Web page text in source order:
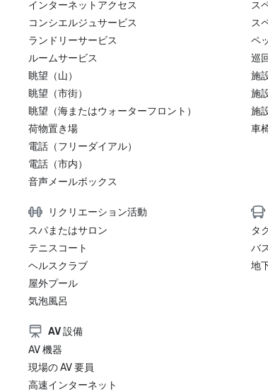
インターネットアクセス
コンシエルジュサービス
ランドリーサービス
ルームサービス
眺望（山）
眺望（市街）
眺望（海またはウォーターフロント）
荷物置き場
電話（フリーダイアル）
電話（市内）
音声メールボックス
ス
ス
ペ
巡
施
施
施
車
リクリエーション活動
スパまたはサロン
テニスコート
ヘルスクラブ
屋外プール
気泡風呂
タ
バ
地
AV 設備
AV 機器
現場の AV 要員
高速インターネット